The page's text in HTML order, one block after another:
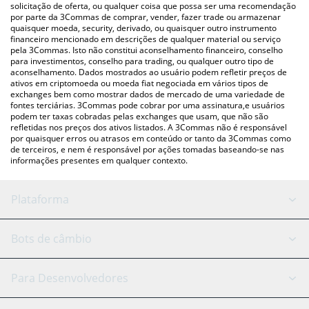
para verificar o último preço de Bitcat nas principais moedas fiat
e criptográficas.
solicitação de oferta, ou qualquer coisa que possa ser uma recomendação
por parte da 3Commas de comprar, vender, fazer trade ou armazenar
quaisquer moeda, security, derivado, ou quaisquer outro instrumento
financeiro mencionado em descrições de qualquer material ou serviço
pela 3Commas. Isto não constitui aconselhamento financeiro, conselho
para investimentos, conselho para trading, ou qualquer outro tipo de
aconselhamento. Dados mostrados ao usuário podem refletir preços de
ativos em criptomoeda ou moeda fiat negociada em vários tipos de
exchanges bem como mostrar dados de mercado de uma variedade de
fontes terciárias. 3Commas pode cobrar por uma assinatura,e usuários
podem ter taxas cobradas pelas exchanges que usam, que não são
refletidas nos preços dos ativos listados. A 3Commas não é responsável
por quaisquer erros ou atrasos em conteúdo or tanto da 3Commas como
de terceiros, e nem é responsável por ações tomadas baseando-se nas
informações presentes em qualquer contexto.
Plataforma
Bot GRID
Signal Bot
Assistente de IA
Bots de câmbio
Binance
Para Desenvolvedores